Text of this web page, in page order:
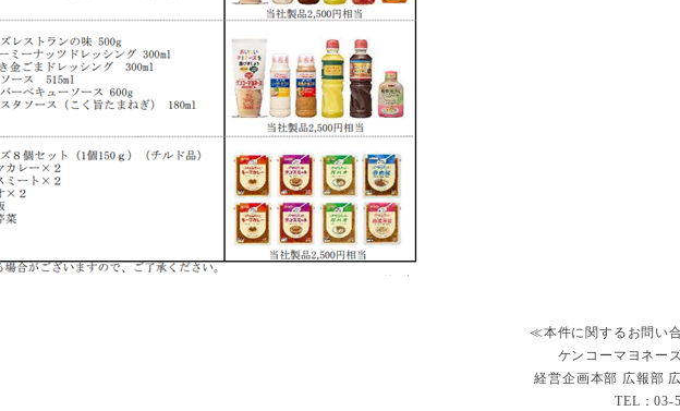
≪本件に関するお問い
ケンコーマヨネー
経営企画本部 広報部
TEL：03-